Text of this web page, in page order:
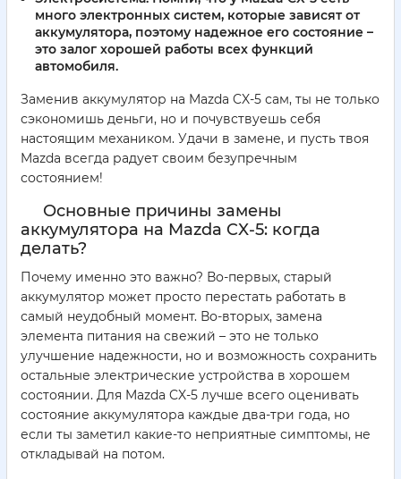
много электронных систем, которые зависят от
аккумулятора, поэтому надежное его состояние –
это залог хорошей работы всех функций
автомобиля.
Заменив аккумулятор на Mazda CX-5 сам, ты не только
сэкономишь деньги, но и почувствуешь себя
настоящим механиком. Удачи в замене, и пусть твоя
Mazda всегда радует своим безупречным
состоянием!
Основные причины замены
аккумулятора на Mazda CX-5: когда
делать?
Почему именно это важно? Во-первых, старый
аккумулятор может просто перестать работать в
самый неудобный момент. Во-вторых, замена
элемента питания на свежий – это не только
улучшение надежности, но и возможность сохранить
остальные электрические устройства в хорошем
состоянии. Для Mazda CX-5 лучше всего оценивать
состояние аккумулятора каждые два-три года, но
если ты заметил какие-то неприятные симптомы, не
откладывай на потом.